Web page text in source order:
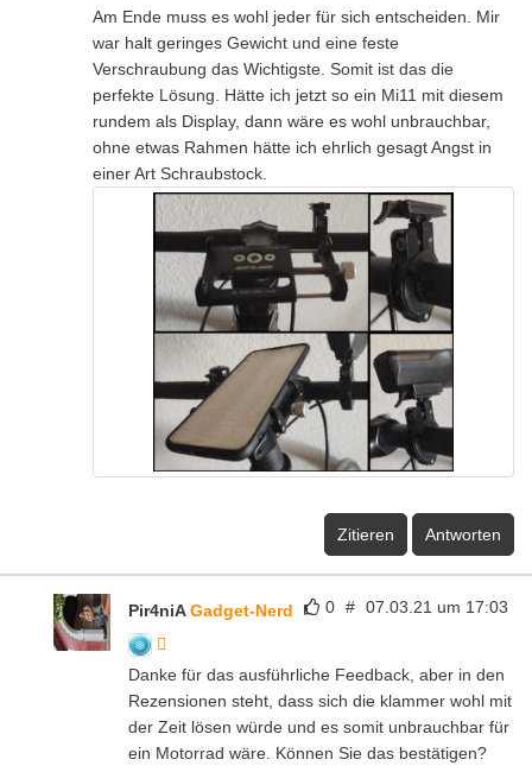
Am Ende muss es wohl jeder für sich entscheiden. Mir
war halt geringes Gewicht und eine feste
Verschraubung das Wichtigste. Somit ist das die
perfekte Lösung. Hätte ich jetzt so ein Mi11 mit diesem
rundem als Display, dann wäre es wohl unbrauchbar,
ohne etwas Rahmen hätte ich ehrlich gesagt Angst in
einer Art Schraubstock.
Zitieren Antworten
0 # 07.03.21 um 17:03
Pir4niAGadget-Nerd
Danke für das ausführliche Feedback, aber in den
Rezensionen steht, dass sich die klammer wohl mit
der Zeit lösen würde und es somit unbrauchbar für
ein Motorrad wäre. Können Sie das bestätigen?